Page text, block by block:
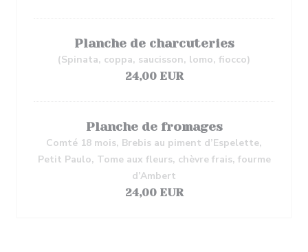
Planche de charcuteries
(Spinata, coppa, saucisson, lomo, fiocco)
24,00 EUR
Planche de fromages
Comté 18 mois, Brebis au piment d’Espelette,
Petit Paulo, Tome aux fleurs, chèvre frais, fourme
d’Ambert
24,00 EUR